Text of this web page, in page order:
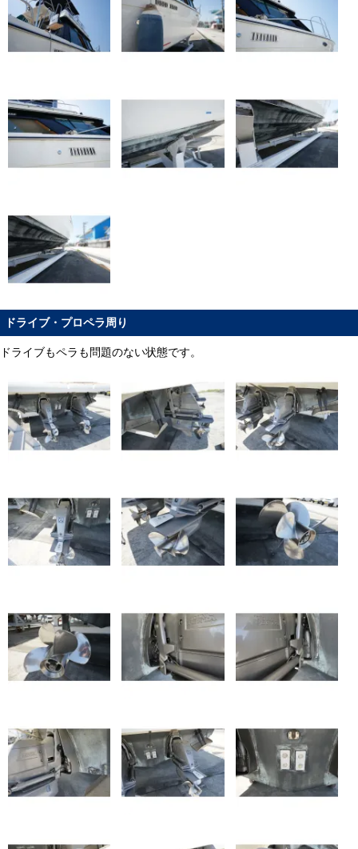
ドライブ・プロペラ周り
ドライブもペラも問題のない状態です。